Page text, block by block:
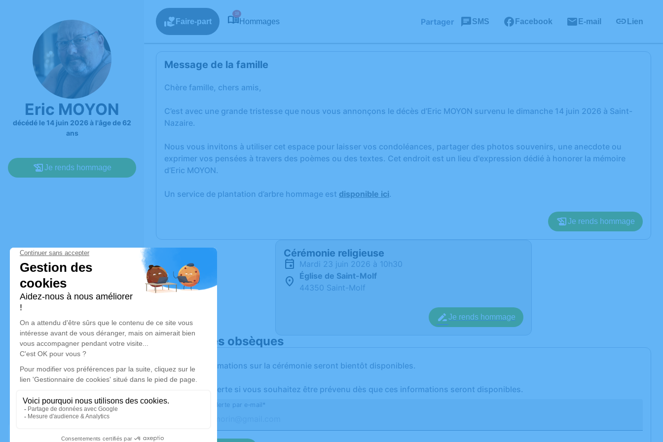
Eric MOYON
décédé le 14 juin 2026 à l'âge de 62
ans
Je rends hommage
Faire-part
18
Hommages Partager SMS Facebook E-mail Lien
Message de la famille
Chère famille, chers amis,
C’est avec une grande tristesse que nous vous annonçons le décès d’Eric MOYON survenu le dimanche 14 juin 2026 à Saint-
Nazaire.
Nous vous invitons à utiliser cet espace pour laisser vos condoléances, partager des photos souvenirs, une anecdote ou
exprimer vos pensées à travers des poèmes ou des textes. Cet endroit est un lieu d'expression dédié à honorer la mémoire
d’Eric MOYON.
Un service de plantation d’arbre hommage est disponible ici.
Je rends hommage
Cérémonie religieuse
mardi 23 juin 2026 à 10h30
Église de Saint-Molf
44350 Saint-Molf
Je rends hommage
Déroulé des obsèques
Les informations sur la cérémonie seront bientôt disponibles.
Activez une alerte si vous souhaitez être prévenu dès que ces informations seront disponibles.
Recevoir une alerte par e-mail*